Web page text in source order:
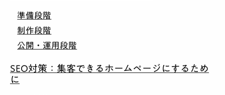
準備段階
制作段階
公開・運用段階
SEO対策：集客できるホームページにするため
に